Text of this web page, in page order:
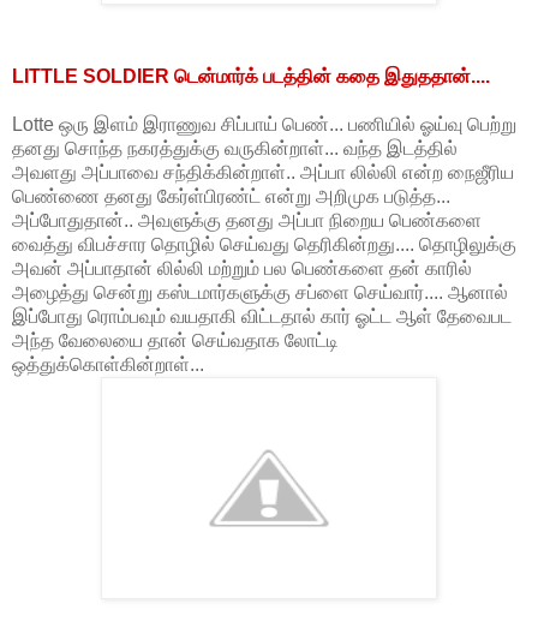
LITTLE SOLDIER டென்மார்க் படத்தின் கதை இதுததான்....
Lotte ஒரு இளம் இராணுவ சிப்பாய் பெண்... பணியில் ஓய்வு பெற்று
தனது சொந்த நகரத்துக்கு வருகின்றாள்... வந்த இடத்தில்
அவளது அப்பாவை சந்திக்கின்றாள்.. அப்பா லில்லி என்ற நைஜீரிய
பெண்ணை தனது கேர்ள்பிரண்ட் என்று அறிமுக படுத்த...
அப்போதுதான்.. அவளுக்கு தனது அப்பா நிறைய பெண்களை
வைத்து விபச்சார தொழில் செய்வது தெரிகின்றது.... தொழிலுக்கு
அவன் அப்பாதான் லில்லி மற்றும் பல பெண்களை தன் காரில்
அழைத்து சென்று கஸ்டமார்களுக்கு சப்ளை செய்வார்.... ஆனால்
இப்போது ரொம்பவும் வயதாகி விட்டதால் கார் ஓட்ட ஆள் தேவைபட
அந்த வேலையை தான் செய்வதாக லோட்டி
ஒத்துக்கொள்கின்றாள்...